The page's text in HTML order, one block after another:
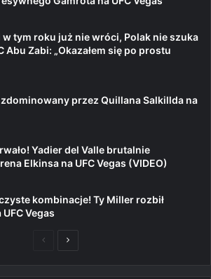
w tym roku już nie wróci, Polak nie szuka
Abu Zabi: „Okazałem się po prostu
przez Quillana Salkillda na
Yadier del Valle brutalnie
Elkinsa na UFC Vegas (VIDEO)
kombinacje! Ty Miller rozbił
Vegas
PoprzedniaNastępna